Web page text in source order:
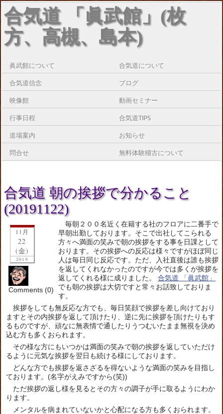
合気道 「眞武館」(枚
方、高槻、島本)
眞武館について 合気道について
合気道信念 ブログ
映像館 動画セミナー
行事日程 合気道TIPS
道場案内 お知らせ
問合せ 無料体験稽古について
合気道 朝の挨拶で分かること
(20191122)
11月
22
(金)
2019
Comments (0)
毎朝２００名近く在籍する社のフロアに二番手で
早朝出勤しております。そこで出社してこられる
方々へ満面の笑みで朝の挨拶をする事を日課として
おります。その挨拶への反応は様々ですがほぼ同じ
人は毎日同じ反応です。ただ、入社直後は誰も挨拶
を返してくれなかったのですが今では多くが挨拶を
返してくれる様に成りました。 合気道 「眞武館」
でも朝の挨拶は大切ですと常々お話致しておりま
す。
挨拶をしても無反応な方でも、毎日笑顔で挨拶を差し向けており
ますとその内挨拶を返して頂けたり、逆に先に挨拶を頂けたりもす
るものですが、頑なに無表情で通したりうつむいたまま無視を決め
込む方も多くおられます。
その様な方にもいつかは満面の笑みで朝の挨拶を返していただけ
るように元気な挨拶を翌日も続ける様にしております。
どんな方でも挨拶を返さざるを得ないような満面の笑みを目指し
ております。(名字がえみですから(笑))
ただ挨拶の返し様を見るとその方々の調子が手に取るようにわか
ります。
メンタルを病まれていないかと心配になる方も多くおられます。